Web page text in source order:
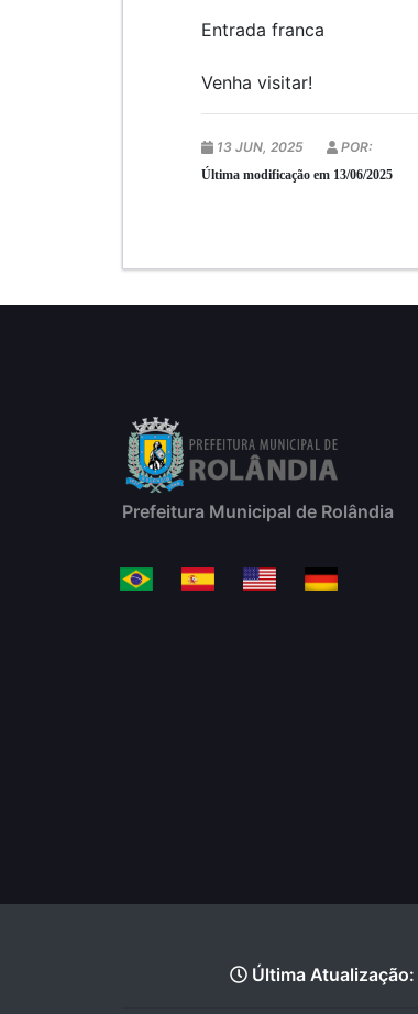
Entrada franca
Venha visitar!
13 JUN, 2025 POR:
Última modificação em 13/06/2025
Prefeitura Municipal de Rolândia
Última Atualização: